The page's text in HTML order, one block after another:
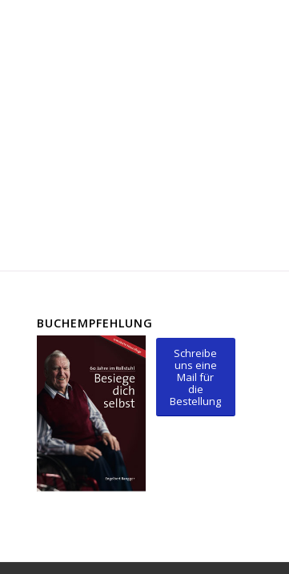
BUCHEMPFEHLUNG
Schreibe
uns eine
Mail für
die
Bestellung